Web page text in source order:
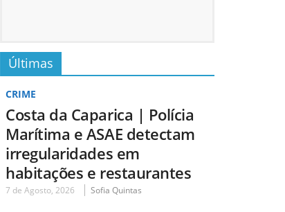
Últimas
CRIME
Costa da Caparica | Polícia
Marítima e ASAE detectam
irregularidades em
habitações e restaurantes
7 de Agosto, 2026 Sofia Quintas